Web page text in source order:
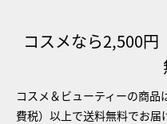
コスメなら2,500
コスメ＆ビューティーの商
費税）以上で送料無料でお届